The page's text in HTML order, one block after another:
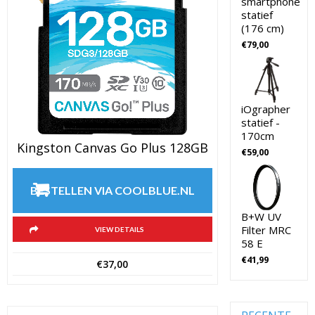
Kingston Canvas Go Plus 128GB
BESTELLEN VIA COOLBLUE.NL
VIEW DETAILS
€37,00
Nikon
Lenzen
Voor SLR
Camera's
Panasonic
Digitale
Camera's
CSC
Peak Design
Rode
Sandisk
Sandisk Micro
(137)
Digitale
camera's
compact
Digitale
camera's
CSC (70)
statief
(176 cm)
€79,00
iOgrapher
statief -
170cm
€59,00
B+W UV
Filter MRC
58 E
€41,99